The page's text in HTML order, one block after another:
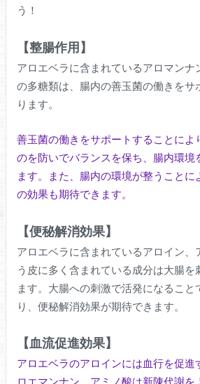
う！
【整腸作用】
アロエベラに含まれているアロマンナ
の多糖類は、腸内の善玉菌の働きをサ
ります。
善玉菌の働きをサポートすることによ
のを防いでバランスを保ち、腸内環境
ます。また、腸内の環境が整うことに
の効果も期待できます。
【便秘解消効果】
アロエベラに含まれているアロイン、
う皮に多く含まれている成分は大腸を
ます。大腸への刺激で活発になること
り、便秘解消効果が期待できます。
【血流促進効果】
アロエベラのアロインには血行を促進